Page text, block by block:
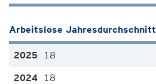
Arbeitslose Jahresdurchschnitt
18
18